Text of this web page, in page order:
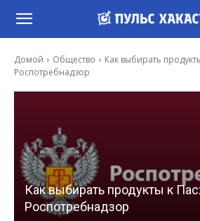
Домой Общество
Как выбирать
Роспотребнадзор
Как выбирать продукты к
Роспотребнадзор